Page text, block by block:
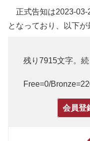
正式告知は2023-
となっており、以下が
残り7915文字。
Free=0/
会員登